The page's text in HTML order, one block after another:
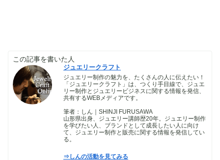
この記事を書いた人
ジュエリークラフト
ジュエリー制作の魅力を、たくさんの人に伝えたい！
「ジュエリークラフト」は、つくり手目線で、ジュエ
リー制作とジュエリービジネスに関する情報を発信、
共有するWEBメディアです。
筆者：しん｜SHINJI FURUSAWA
山形県出身、ジュエリー講師歴20年。ジュエリー制作
を学びたい人、ブランドとして成長したい人に向け
て、ジュエリー制作と販売に関する情報を発信してい
る。
⇒しんの活動を見てみる